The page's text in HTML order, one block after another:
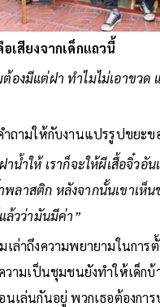
เสียงจากเด็กแถวนี้
องมีแต่ฝา ทำไมไม่เอาขวด
ำถามให้กับงานแปรรูปขยะข
าน้ำให้ เราก็จะให้ผีเสื้อจิ๋วอั
พลาสติก หลังจากนั้นเขาเห็
ล้วว่ามันมีค่า”
ล่าถึงความพยายามในการ
วามเป็นชุมชนยังทำให้เด็กบ้
นเล่นกันอยู่ พวกเธอต้องกา